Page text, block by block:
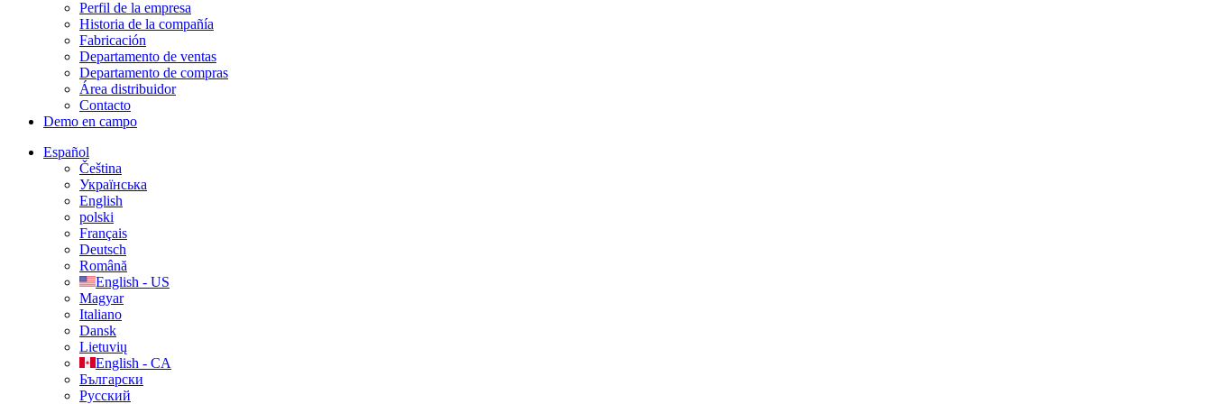
Perfil de la empresa
Historia de la compañía
Fabricación
Departamento de ventas
Departamento de compras
Área distribuidor
Contacto
Demo en campo
Español
Čeština
Українська
English
polski
Français
Deutsch
Română
English - US
Magyar
Italiano
Dansk
Lietuvių
English - CA
Български
Русский